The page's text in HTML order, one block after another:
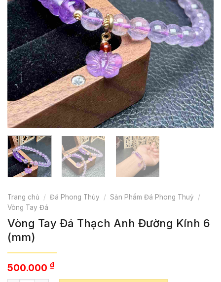
Trang chủ / Đá Phong Thủy / Sản Phẩm Đá Phong Thuỷ
/
Vòng Tay Đá
Vòng Tay Đá Thạch Anh Đường Kính 6
(mm)
500.000 ₫